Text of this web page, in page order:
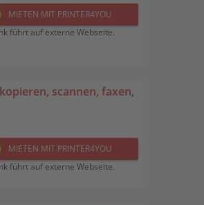
MIETEN MIT PRINTER4YOU
führt auf externe Webseite.
scannen, faxen,
MIETEN MIT PRINTER4YOU
führt auf externe Webseite.